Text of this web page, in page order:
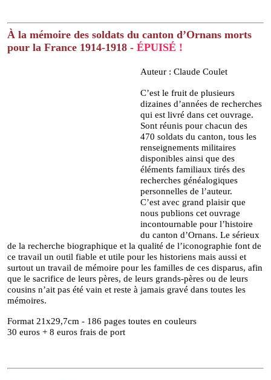
À la mémoire des soldats du canton d’Ornans morts
pour la France 1914-1918 - ÉPUISÉ !
Auteur : Claude Coulet
C’est le fruit de plusieurs
dizaines d’années de recherches
qui est livré dans cet ouvrage.
Sont réunis pour chacun des
470 soldats du canton, tous les
renseignements militaires
disponibles ainsi que des
éléments familiaux tirés des
recherches généalogiques
personnelles de l’auteur.
C’est avec grand plaisir que
nous publions cet ouvrage
incontournable pour l’histoire
du canton d’Ornans. Le sérieux
de la recherche biographique et la qualité de l’iconographie font de
ce travail un outil fiable et utile pour les historiens mais aussi et
surtout un travail de mémoire pour les familles de ces disparus, afin
que le sacrifice de leurs pères, de leurs grands-pères ou de leurs
cousins n’ait pas été vain et reste à jamais gravé dans toutes les
mémoires.
Format 21x29,7cm - 186 pages toutes en couleurs
30 euros + 8 euros frais de port